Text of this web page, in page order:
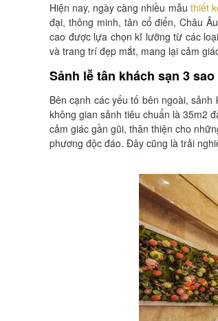
Hiện nay, ngày càng nhiều mẫu thiết
đại, thông minh, tân cổ điển, Châu
cao được lựa chọn kĩ lưỡng từ các
và trang trí đẹp mắt, mang lại cảm
Sảnh lễ tân khách sạn 3 sao
Bên cạnh các yếu tố bên ngoài,
không gian sảnh tiêu chuẩn là 35m2
cảm giác gần gũi, thân thiện cho
phương độc đáo. Đây cũng là trải